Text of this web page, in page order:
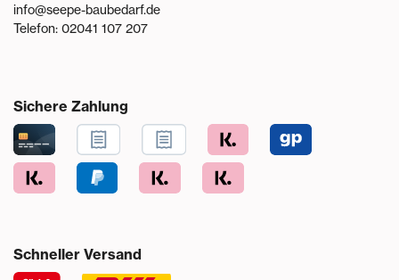
info@seepe-baubedarf.de
Telefon: 02041 107 207
Sichere Zahlung
Schneller Versand